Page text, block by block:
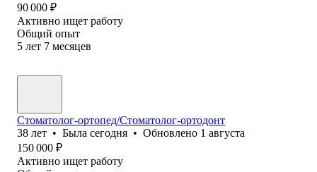
90 000 ₽
Активно ищет работу
Общий опыт
5 лет 7 месяцев
Стоматолог-ортопед/Стоматолог-ортодонт
38 лет • Была сегодня • Обновлено 1 августа
150 000 ₽
Активно ищет работу